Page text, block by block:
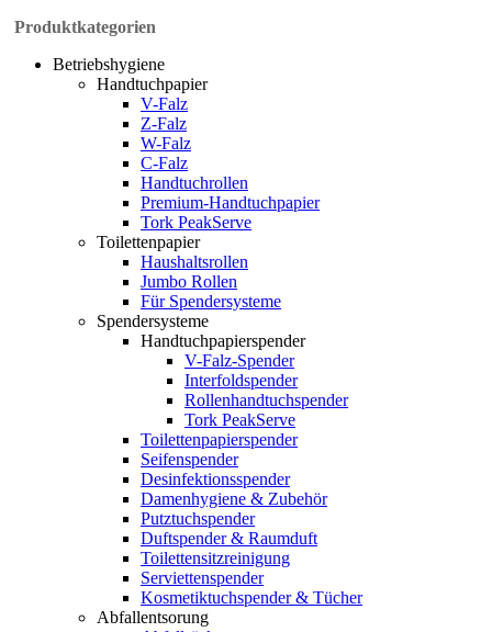
Produktkategorien
Betriebshygiene
Handtuchpapier
V-Falz
Z-Falz
W-Falz
C-Falz
Handtuchrollen
Premium-Handtuchpapier
Tork PeakServe
Toilettenpapier
Haushaltsrollen
Jumbo Rollen
Für Spendersysteme
Spendersysteme
Handtuchpapierspender
V-Falz-Spender
Interfoldspender
Rollenhandtuchspender
Tork PeakServe
Toilettenpapierspender
Seifenspender
Desinfektionsspender
Damenhygiene & Zubehör
Putztuchspender
Duftspender & Raumduft
Toilettensitzreinigung
Serviettenspender
Kosmetiktuchspender & Tücher
Abfallentsorung